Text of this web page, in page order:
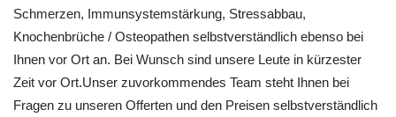
Schmerzen, Immunsystemstärkung, Stressabbau,
Knochenbrüche / Osteopathen selbstverständlich ebenso bei
Ihnen vor Ort an. Bei Wunsch sind unsere Leute in kürzester
Zeit vor Ort.Unser zuvorkommendes Team steht Ihnen bei
Fragen zu unseren Offerten und den Preisen selbstverständlich